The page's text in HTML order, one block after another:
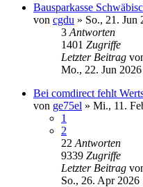
Bausparkasse
von cgdu » So., 21. Jun
3 Antworten
1401 Zugriffe
Letzter Beitrag
Mo., 22. Jun
Bei comdirect fehlt
von ge75el » Mi., 11.
1
2
22 Antworten
9339 Zugriffe
Letzter Beitrag
So., 26. Apr 2026